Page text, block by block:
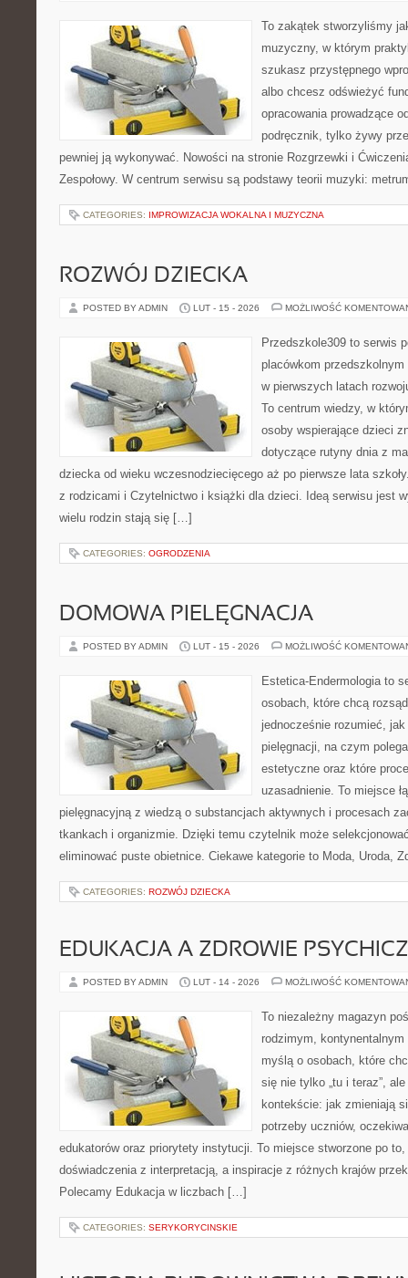
To zakątek stworzyliśmy
muzyczny, w którym
szukasz przystępnego
albo chcesz odświeżyć
opracowania prowadzące
podręcznik, tylko żywy
pewniej ją wykonywać. Nowości na stronie Rozgrzewki i
Zespołowy. W centrum serwisu są podstawy teorii muzyki:
CATEGORIES: IMPROWIZACJA WOKALNA I MUZYCZNA
ROZWÓJ DZIECKA
POSTED BY ADMIN LUT - 15 - 2026 MOŻLIWOŚĆ
Przedszkole309 to serwis
placówkom
w pierwszych latach
To centrum wiedzy, w
osoby wspierające dzieci
dotyczące rutyny dnia z
dziecka od wieku wczesnodziecięcego aż po pierwsze lata
z rodzicami i Czytelnictwo i książki dla dzieci. Ideą serwisu jest
wielu rodzin stają się […]
CATEGORIES: OGRODZENIA
DOMOWA PIELĘGNACJA
POSTED BY ADMIN LUT - 15 - 2026 MOŻLIWOŚĆ
Estetica-Endermologia to
osobach, które chcą
jednocześnie rozumieć, jak
pielęgnacji, na czym
estetyczne oraz które
uzasadnienie. To miejsce
pielęgnacyjną z wiedzą o substancjach aktywnych i procesach
tkankach i organizmie. Dzięki temu czytelnik może
eliminować puste obietnice. Ciekawe kategorie to Moda, Uroda,
CATEGORIES: ROZWÓJ DZIECKA
EDUKACJA A ZDROWIE
POSTED BY ADMIN LUT - 14 - 2026 MOŻLIWOŚĆ
To niezależny magazyn
rodzimym,
myślą o osobach, które
się nie tylko „tu i teraz”,
kontekście: jak zmieniają
potrzeby uczniów,
edukatorów oraz priorytety instytucji. To miejsce stworzone po to,
doświadczenia z interpretacją, a inspiracje z różnych krajów
Polecamy Edukacja w liczbach […]
CATEGORIES: SERYKORYCINSKIE